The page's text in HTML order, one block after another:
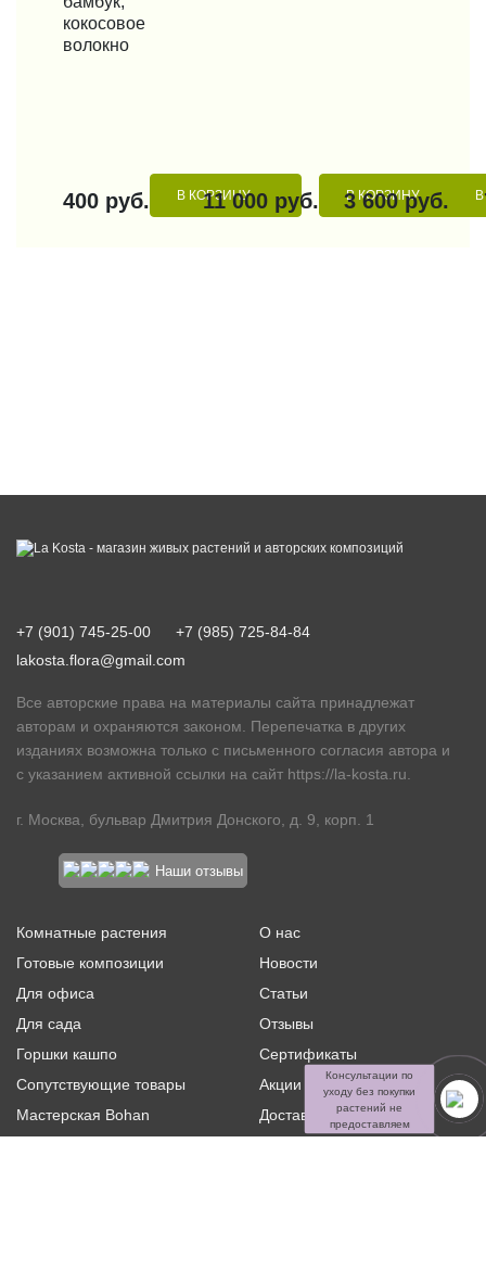
кокосовое
волокно
400 руб. В КОРЗИНУ
11 000 руб. В КОРЗИНУ
3 600 руб.
+7 (901) 745-25-00
+7 (985) 725-84-84
lakosta.flora@gmail.com
Все авторские права на материалы сайта принадлежат
авторам и охраняются законом. Перепечатка в других
изданиях возможна только с письменного согласия автора и
с указанием активной ссылки на сайт https://la-kosta.ru
г. Москва, бульвар Дмитрия Донского, д. 9, корп. 1
Наши отзывы
Комнатные растения
Готовые композиции
Для офиса
Для сада
Горшки кашпо
Сопутствующие товары
Мастерская Bohan
О нас
Новости
Статьи
Отзывы
Сертификаты
Акции и скидки
Доставка и оплата
Консультации по
уходу без покупки
растений не
предоставляем